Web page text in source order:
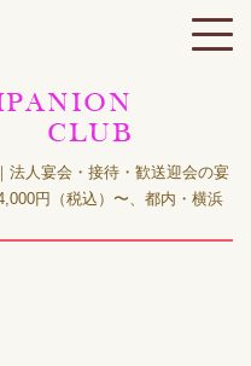
法人宴会・接待・歓送迎会の宴
円（税込）〜、都内・横浜